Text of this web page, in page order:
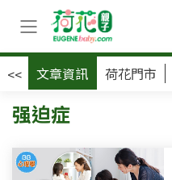
<< 文章資訊 荷花門市
强迫症